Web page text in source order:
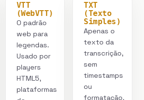
VTT
(WebVTT)
O padrão
web para
legendas.
Usado por
players
HTML5,
plataformas
TXT
(Texto
Simples)
Apenas o
texto da
transcrição,
sem
timestamps
ou
formatação.